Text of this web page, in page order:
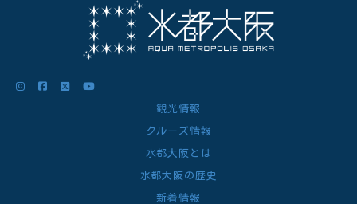
観光情報
クルーズ情報
水都大阪とは
水都大阪の歴史
新着情報